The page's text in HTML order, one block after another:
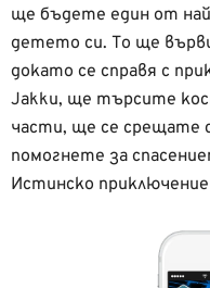
ще бъдете един от
детето си. То ще
докато се справя с
Jakku, ще търсите
части, ще се срещате
помогнете за
Истинско